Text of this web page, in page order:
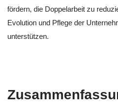
fördern, die Doppelarbeit zu
Evolution und Pflege der
unterstützen.